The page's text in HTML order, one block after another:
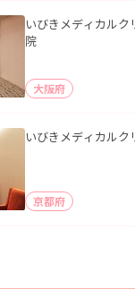
いびきメディカル
院
大阪府
いびきメディカルク
京都府